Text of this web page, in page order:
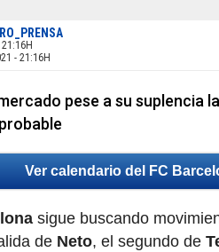
- 21:16H
pese a su suplencia
Ver calendario del FC
sigue buscando
de Neto, el segundo de